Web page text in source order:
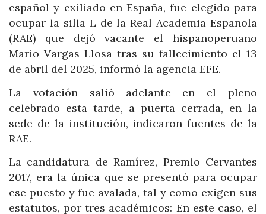
español y exiliado en España, fue elegido para
ocupar la silla L de la Real Academia Española
(RAE) que dejó vacante el hispanoperuano
Mario Vargas Llosa tras su fallecimiento el 13
de abril del 2025, informó la agencia EFE.
La votación salió adelante en el pleno
celebrado esta tarde, a puerta cerrada, en la
sede de la institución, indicaron fuentes de la
RAE.
La candidatura de Ramírez, Premio Cervantes
2017, era la única que se presentó para ocupar
ese puesto y fue avalada, tal y como exigen sus
estatutos, por tres académicos: En este caso, el